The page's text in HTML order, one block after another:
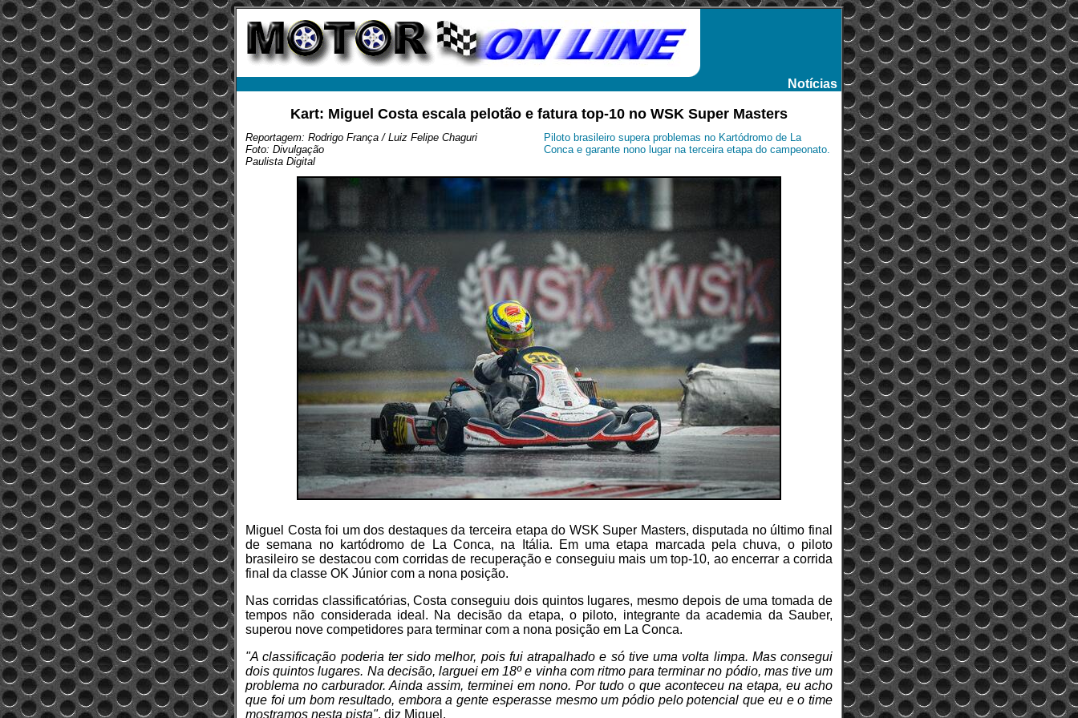
Notícias
Kart: Miguel Costa escala pelotão e fatura top-10 no WSK Super Masters
Reportagem: Rodrigo França / Luiz Felipe Chaguri
Foto: Divulgação
Paulista Digital
Piloto brasileiro supera problemas no Kartódromo de La
Conca e garante nono lugar na terceira etapa do campeonato.
Miguel Costa foi um dos destaques da terceira etapa do WSK Super Masters, disputada no último final
de semana no kartódromo de La Conca, na Itália. Em uma etapa marcada pela chuva, o piloto
brasileiro se destacou com corridas de recuperação e conseguiu mais um top-10, ao encerrar a corrida
final da classe OK Júnior com a nona posição.
Nas corridas classificatórias, Costa conseguiu dois quintos lugares, mesmo depois de uma tomada de
tempos não considerada ideal. Na decisão da etapa, o piloto, integrante da academia da Sauber,
superou nove competidores para terminar com a nona posição em La Conca.
"A classificação poderia ter sido melhor, pois fui atrapalhado e só tive uma volta limpa. Mas consegui
dois quintos lugares. Na decisão, larguei em 18º e vinha com ritmo para terminar no pódio, mas tive um
problema no carburador. Ainda assim, terminei em nono. Por tudo o que aconteceu na etapa, eu acho
que foi um bom resultado, embora a gente esperasse mesmo um pódio pelo potencial que eu e o time
mostramos nesta pista", diz Miguel.